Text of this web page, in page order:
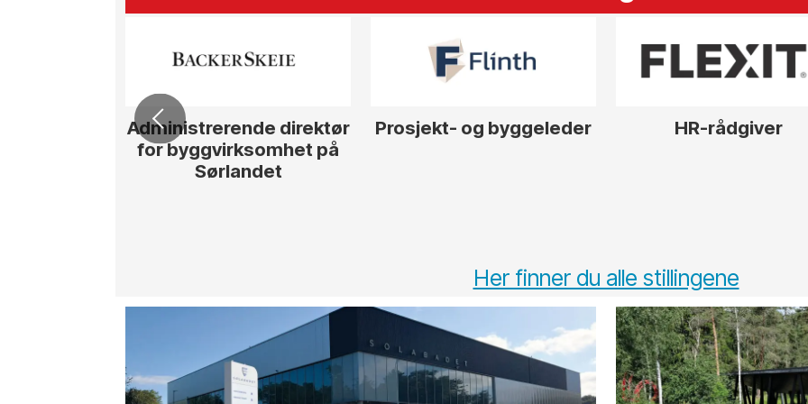
Administrerende direktør
for byggvirksomhet på
Sørlandet
Prosjekt- og byggeleder HR-rådgiver
Her finner du alle stillingene